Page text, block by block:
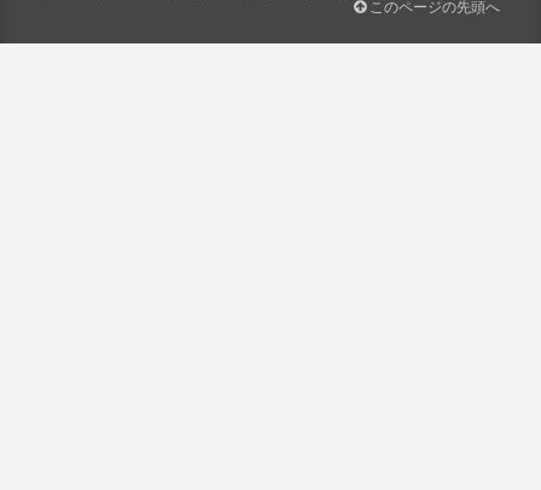
このページの先頭へ